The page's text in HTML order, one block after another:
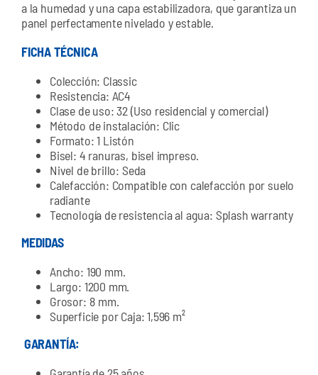
a la humedad y una capa estabilizadora, que garantiza un
panel perfectamente nivelado y estable.
FICHA TÉCNICA
Colección: Classic
Resistencia: AC4
Clase de uso: 32 (Uso residencial y comercial)
Método de instalación: Clic
Formato: 1 Listón
Bisel: 4 ranuras, bisel impreso.
Nivel de brillo: Seda
Calefacción: Compatible con calefacción por suelo
radiante
Tecnología de resistencia al agua: Splash warranty
MEDIDAS
Ancho: 190 mm.
Largo: 1200 mm.
Grosor: 8 mm.
Superficie por Caja: 1,596 m²
GARANTÍA: